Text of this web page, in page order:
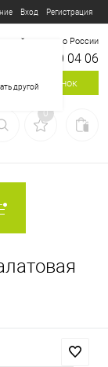
другой
Вход Регистрация
звонок по России
8 800 700 04 06
звонок
0